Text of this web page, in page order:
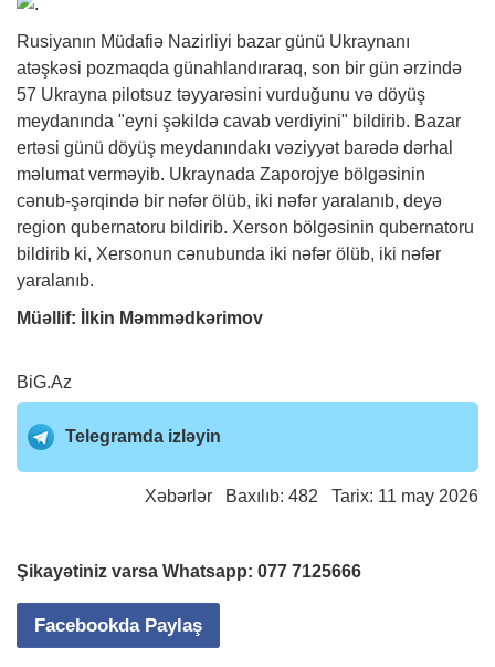
Rusiyanın Müdafiə Nazirliyi bazar günü Ukraynanı
atəşkəsi pozmaqda günahlandıraraq, son bir gün ərzində
57 Ukrayna pilotsuz təyyarəsini vurduğunu və döyüş
meydanında "eyni şəkildə cavab verdiyini" bildirib. Bazar
ertəsi günü döyüş meydanındakı vəziyyət barədə dərhal
məlumat verməyib. Ukraynada Zaporojye bölgəsinin
cənub-şərqində bir nəfər ölüb, iki nəfər yaralanıb, deyə
region qubernatoru bildirib. Xerson bölgəsinin qubernatoru
bildirib ki, Xersonun cənubunda iki nəfər ölüb, iki nəfər
yaralanıb.
Müəllif: İlkin Məmmədkərimov
BiG.Az
Telegramda izləyin
Xəbərlər Baxılıb: 482 Tarix: 11 may 2026
Şikayətiniz varsa Whatsapp: 077 7125666
Facebookda Paylaş